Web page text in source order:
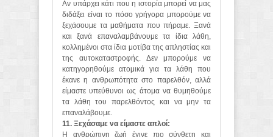
Αν υπάρχει κάτι που η ιστορία μπορεί να μας
διδάξει είναι το πόσο γρήγορα μπορούμε να
ξεχάσουμε τα μαθήματα που πήραμε. Ξανά
και ξανά επαναλαμβάνουμε τα ίδια λάθη,
κολλημένοι στα ίδια μοτίβα της απληστίας και
της αυτοκαταστροφής. Δεν μπορούμε να
κατηγορηθούμε ατομικά για τα λάθη που
έκανε η ανθρωπότητα στο παρελθόν, αλλά
είμαστε υπεύθυνοι ως άτομα να θυμηθούμε
τα λάθη του παρελθόντος και να μην τα
επαναλάβουμε.
11. Ξεχάσαμε να είμαστε απλοί:
Η ανθρώπινη ζωή έγινε πιο σύνθετη και